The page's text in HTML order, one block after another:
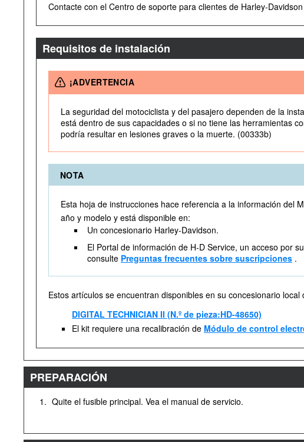
Contacte con el Centro de soporte para clientes de Harley-
Requisitos de instalación
¡ADVERTENCIA
La seguridad del motociclista y del pasajero dependen de la
está dentro de sus capacidades o si no tiene las herramientas
podría resultar en lesiones graves o la muerte. (00333b)
NOTA
Esta hoja de instrucciones hace referencia a la información del
año y modelo y está disponible en:
Un concesionario Harley-Davidson.
El Portal de información de H-D Service, un acceso por
consulte Preguntas frecuentes sobre suscripciones .
Estos artículos se encuentran disponibles en su concesionario local
DIGITAL TECHNICIAN II (N.º de pieza:HD-48650)
El kit requiere una recalibración de Módulo de control
PREPARACIÓN
1. Quite el fusible principal. Vea el manual de servicio.